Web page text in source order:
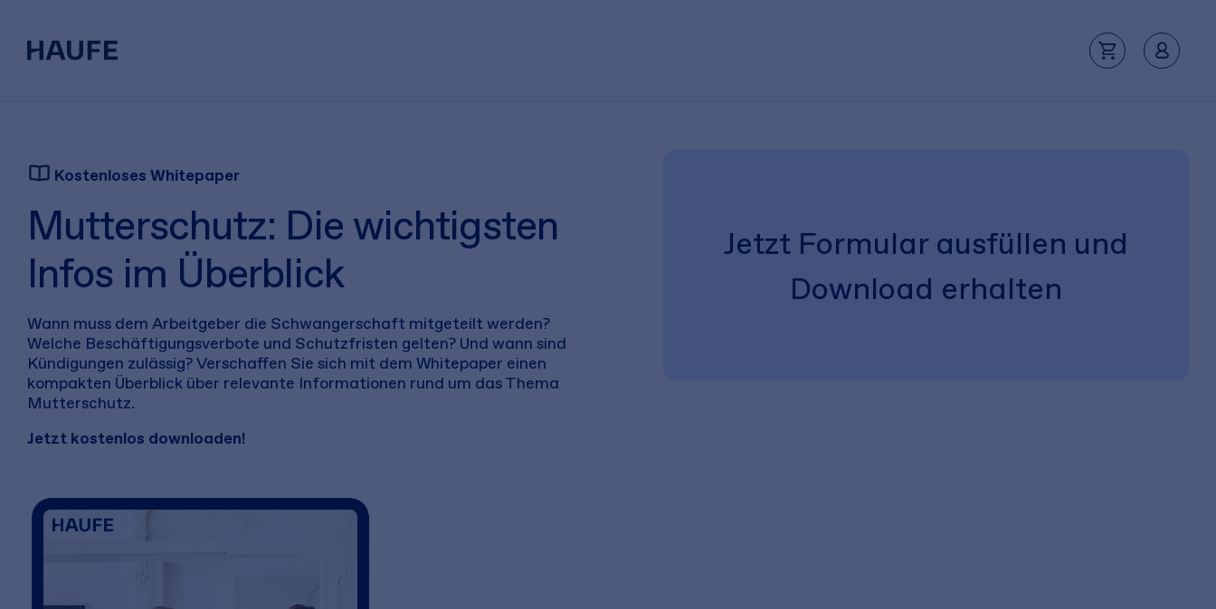
Kostenloses Whitepaper
Mutterschutz: Die wichtigsten
Infos im Überblick
Wann muss dem Arbeitgeber die Schwangerschaft mitgeteilt werden?
Welche Beschäftigungsverbote und Schutzfristen gelten? Und wann sind
Kündigungen zulässig? Verschaffen Sie sich mit dem Whitepaper einen
kompakten Überblick über relevante Informationen rund um das Thema
Mutterschutz.
Jetzt kostenlos downloaden!
Jetzt Formular ausfüllen und
Download erhalten